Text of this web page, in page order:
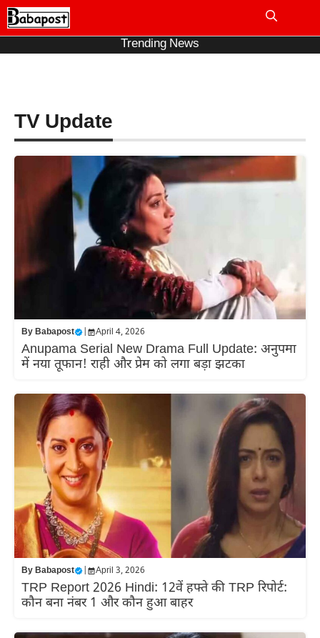
Skip
to
Trending News
TV Update
ByBabapost April 4, 2026
Anupama Serial New Drama Full Update: अनुपमा
में नया तूफान! राही और प्रेम को लगा बड़ा झटका
ByBabapost April 3, 2026
TRP Report 2026 Hindi: 12वें हफ्ते की TRP रिपोर्ट:
कौन बना नंबर 1 और कौन हुआ बाहर